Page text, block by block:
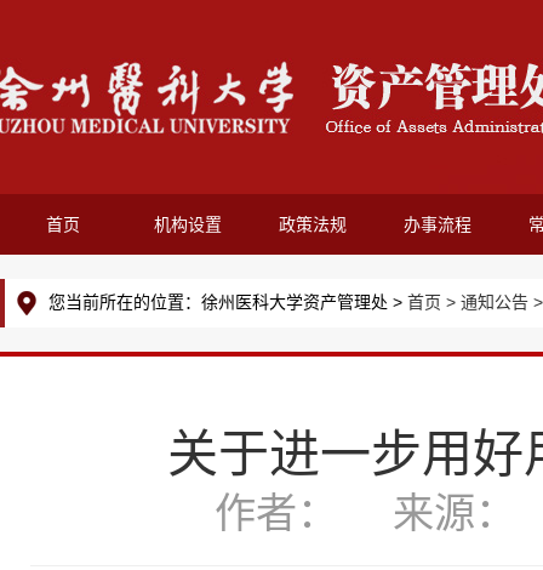
首页 机构设置 政策法规 办事流程
您当前所在的位置：徐州医科大学资产管理处 > 首页 > 通知公告
关于进一步用
作者： 来源：